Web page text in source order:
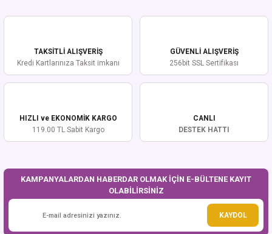
Ürün resmi kalitesiz, bozuk veya görüntülenemiyor.
Ürün fiyatı diğer sitelerden daha pahalı.
Bu ürüne benzer farklı alternatifler olmalı.
TAKSİTLİ ALIŞVERİŞ
Kredi Kartlarınıza Taksit imkanı
GÜVENLİ ALIŞVERİŞ
256bit SSL Sertifikası
HIZLI ve EKONOMİK KARGO
119.00 TL Sabit Kargo
CANLI
DESTEK HATTI
KAMPANYALARDAN HABERDAR OLMAK İÇİN E-BÜLTENE KAYIT
OLABİLİRSİNİZ
KAYDOL